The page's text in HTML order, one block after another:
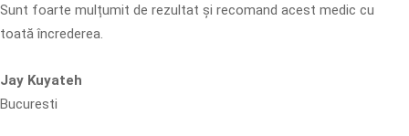
Sunt foarte mulțumit de rezultat și recomand acest medic cu
toată încrederea.
Jay Kuyateh
Bucuresti